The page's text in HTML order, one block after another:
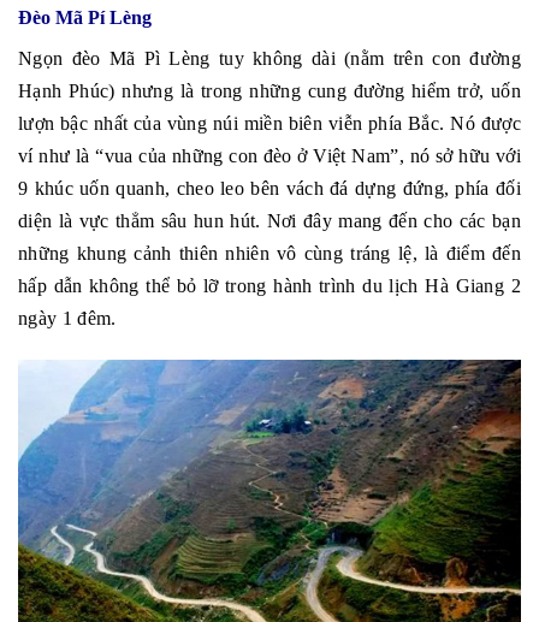
Đèo Mã Pí Lèng
Ngọn đèo Mã Pì Lèng tuy không dài (nằm trên con đường
Hạnh Phúc) nhưng là trong những cung đường hiểm trở, uốn
lượn bậc nhất của vùng núi miền biên viễn phía Bắc. Nó được
ví như là “vua của những con đèo ở Việt Nam”, nó sở hữu với
9 khúc uốn quanh, cheo leo bên vách đá dựng đứng, phía đối
diện là vực thẳm sâu hun hút. Nơi đây mang đến cho các bạn
những khung cảnh thiên nhiên vô cùng tráng lệ, là điểm đến
hấp dẫn không thể bỏ lỡ trong hành trình du lịch Hà Giang 2
ngày 1 đêm.